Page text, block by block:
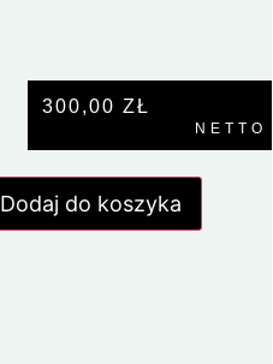
300,00 ZŁ
NETTO
Dodaj do koszyka